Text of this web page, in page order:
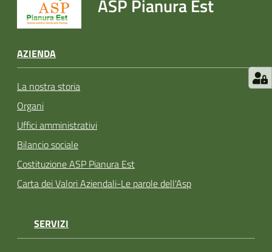
ASP Pianura Est
AZIENDA
La nostra storia
Organi
Uffici amministrativi
Bilancio sociale
Costituzione ASP Pianura Est
Carta dei Valori Aziendali-Le parole dell'Asp
SERVIZI